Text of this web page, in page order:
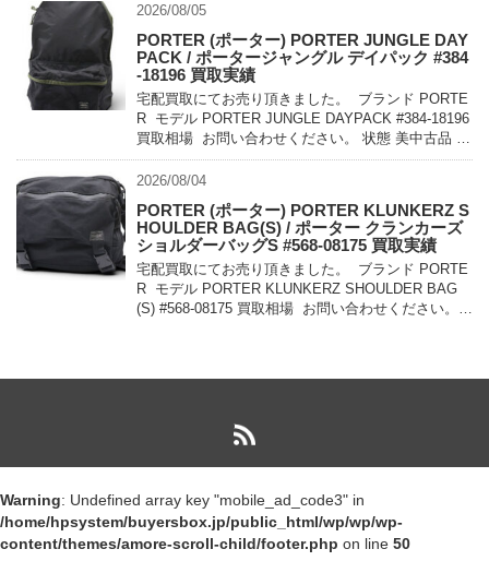
2026/08/05
PORTER (ポーター) PORTER JUNGLE DAY
PACK / ポータージャングル デイパック #384
-18196 買取実績
宅配買取にてお売り頂きました。 ブランド PORTE
R モデル PORTER JUNGLE DAYPACK #384-18196
買取相場 お問い合わせください。 状態 美中古品 軽
量でコンパクトに持ち運べるパッカ […]
2026/08/04
PORTER (ポーター) PORTER KLUNKERZ S
HOULDER BAG(S) / ポーター クランカーズ
ショルダーバッグS #568-08175 買取実績
宅配買取にてお売り頂きました。 ブランド PORTE
R モデル PORTER KLUNKERZ SHOULDER BAG
(S) #568-08175 買取相場 お問い合わせください。
Warning: Undefined array key "mobile_ad_code3" in
/home/hpsystem/buyersbox.jp/public_html/wp/wp/wp-
content/themes/amore-scroll-child/footer.php on line 50